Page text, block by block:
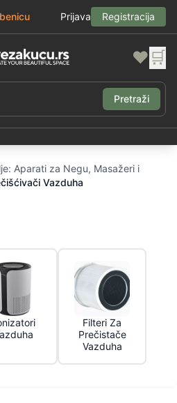
Prijava Registracija
❤️ 🛒
Pretraži
Aparati za Negu, Masažeri i
Vazduha
Filteri Za
Prečistače
Vazduha